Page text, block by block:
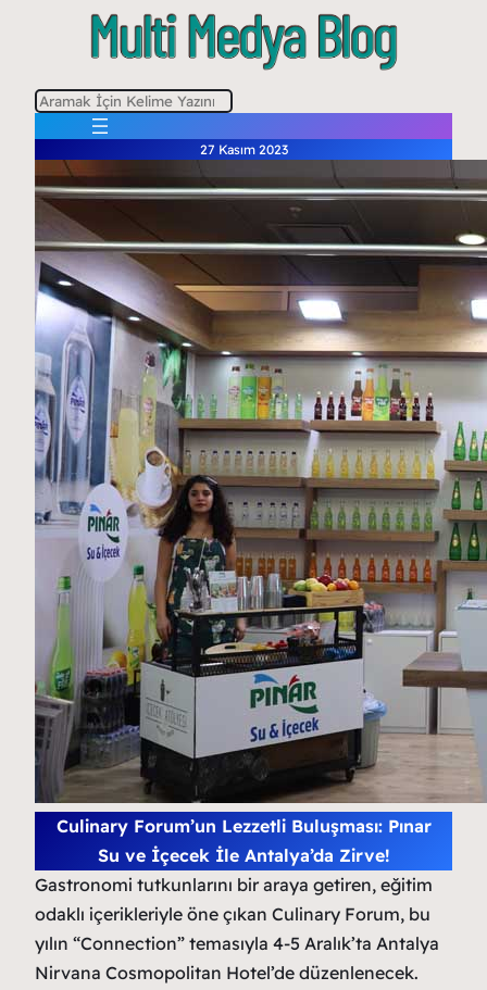
A
a
27 Kasım 2023
Culinary Forum’un Lezzetli Buluşması: Pınar
Su ve İçecek İle Antalya’da Zirve!
Gastronomi tutkunlarını bir araya getiren, eğitim
odaklı içerikleriyle öne çıkan Culinary Forum, bu
yılın “Connection” temasıyla 4-5 Aralık’ta Antalya
Nirvana Cosmopolitan Hotel’de düzenlenecek.